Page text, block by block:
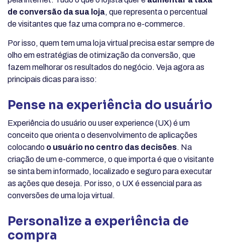
de conversão da sua loja, que representa o percentual
de visitantes que faz uma compra no e-commerce.
Por isso, quem tem uma loja virtual precisa estar sempre de
olho em estratégias de otimização da conversão, que
fazem melhorar os resultados do negócio. Veja agora as
principais dicas para isso:
Pense na experiência do usuário
Experiência do usuário ou user experience (UX) é um
conceito que orienta o desenvolvimento de aplicações
colocando o usuário no centro das decisões. Na
criação de um e-commerce, o que importa é que o visitante
se sinta bem informado, localizado e seguro para executar
as ações que deseja. Por isso, o UX é essencial para as
conversões de uma loja virtual.
Personalize a experiência de
compra